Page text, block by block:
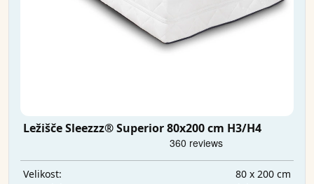
Ležišče Sleezzz® Superior 80x200 cm H3/H4
Velikost:
80 x 200 cm